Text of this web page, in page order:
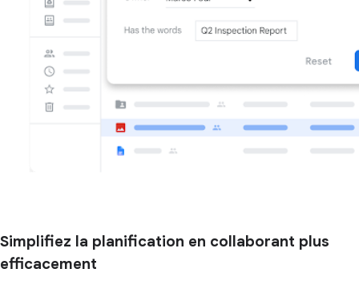
Simplifiez la planification en collaborant plus
efficacement